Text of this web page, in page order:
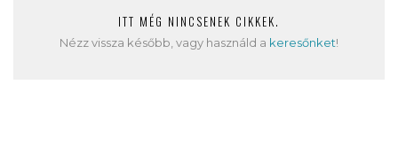
ITT MÉG NINCSENEK CIKKEK.
Nézz vissza később, vagy használd a keresőnket!